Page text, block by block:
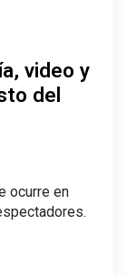
video y
del
ocurre en